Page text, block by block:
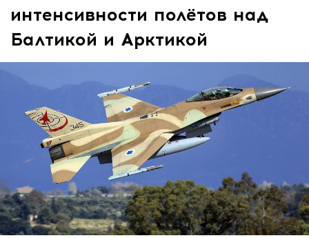
интенсивности полётов над
Балтикой и Арктикой